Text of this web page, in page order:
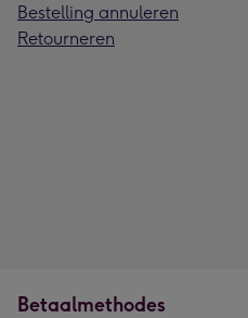
Bestelling annuleren
Retourneren
Betaalmethodes